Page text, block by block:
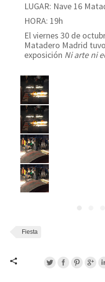
LUGAR: Nave 16
HORA: 19h
El viernes 30 de
Matadero Madrid
exposición Ni arte ni
Fiesta